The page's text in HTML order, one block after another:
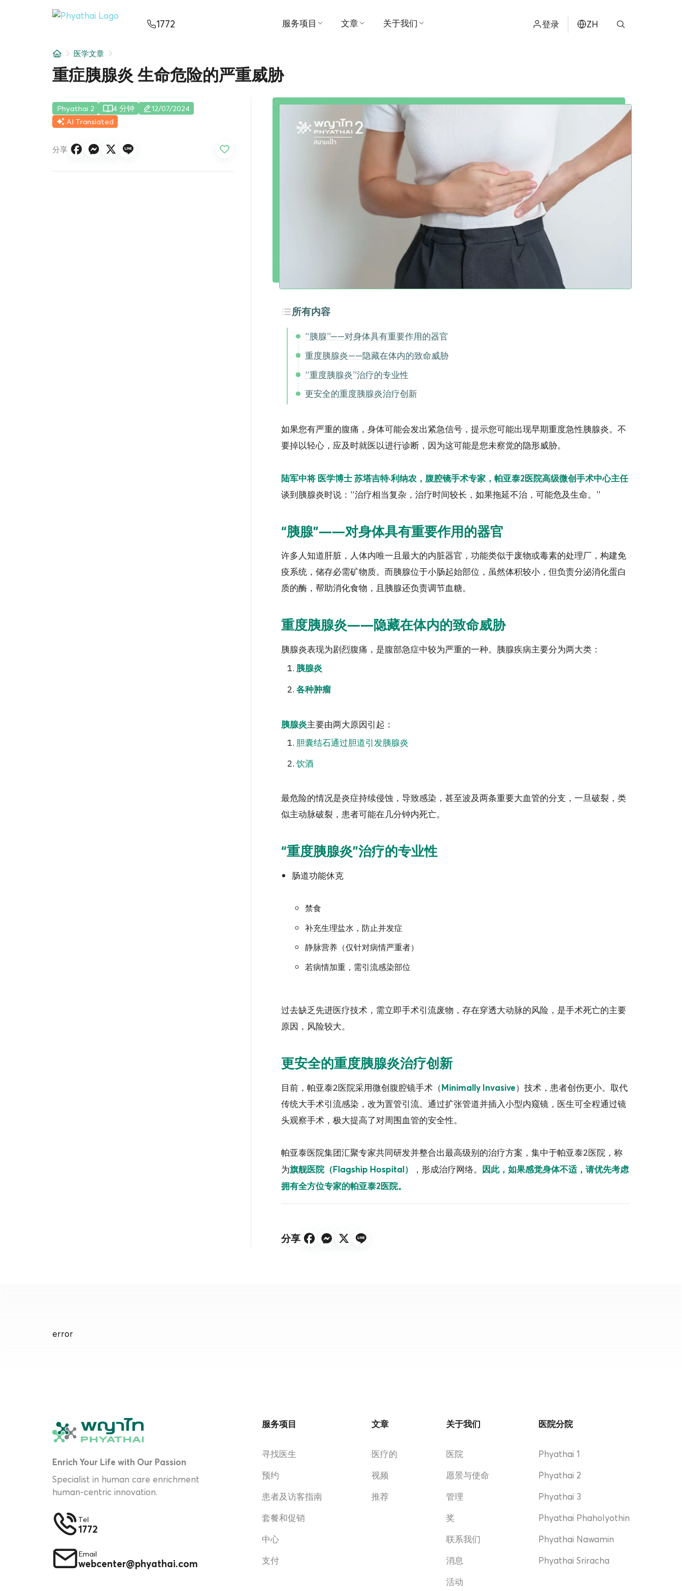
1772 服务项目
预约
患者及访客指南
套餐和促销
文章
推荐
关于我们
管理
奖
联系我们
消息
登录 ZH
日本
ខ្មែរ
عربي
ไทย
医院分院
医学文章
重症胰腺炎 生命危险的严重威胁
Phyathai 2 4 分钟
12/07/2024
AI Translated
分享
所有内容
“胰腺”——对身体具有重要作用的器官
重度胰腺炎——隐藏在体内的致命威胁
“重度胰腺炎”治疗的专业性
更安全的重度胰腺炎治疗创新
如果您有严重的腹痛，身体可能会发出紧急信号，提示您可能出现早期重度急性胰腺炎。不
要掉以轻心，应及时就医以进行诊断，因为这可能是您未察觉的隐形威胁。
陆军中将 医学博士 苏塔吉特·利纳农，腹腔镜手术专家，帕亚泰2医院高级微创手术中心主任
谈到胰腺炎时说：“治疗相当复杂，治疗时间较长，如果拖延不治，可能危及生命。”
“胰腺”——对身体具有重要作用的器官
许多人知道肝脏，人体内唯一且最大的内脏器官，功能类似于废物或毒素的处理厂，构建免
疫系统，储存必需矿物质。而胰腺位于小肠起始部位，虽然体积较小，但负责分泌消化蛋白
质的酶，帮助消化食物，且胰腺还负责调节血糖。
重度胰腺炎——隐藏在体内的致命威胁
胰腺炎表现为剧烈腹痛，是腹部急症中较为严重的一种。胰腺疾病主要分为两大类：
胰腺炎
各种肿瘤
胰腺炎主要由两大原因引起：
胆囊结石通过胆道引发胰腺炎
饮酒
最危险的情况是炎症持续侵蚀，导致感染，甚至波及两条重要大血管的分支，一旦破裂，类
似主动脉破裂，患者可能在几分钟内死亡。
“重度胰腺炎”治疗的专业性
肠道功能休克
禁食
补充生理盐水，防止并发症
静脉营养（仅针对病情严重者）
若病情加重，需引流感染部位
过去缺乏先进医疗技术，需立即手术引流废物，存在穿透大动脉的风险，是手术死亡的主要
原因，风险较大。
更安全的重度胰腺炎治疗创新
目前，帕亚泰2医院采用微创腹腔镜手术（Minimally Invasive）技术，患者创伤更小。取代
传统大手术引流感染，改为置管引流。通过扩张管道并插入小型内窥镜，医生可全程通过镜
头观察手术，极大提高了对周围血管的安全性。
帕亚泰医院集团汇聚专家共同研发并整合出最高级别的治疗方案，集中于帕亚泰2医院，称
为旗舰医院（Flagship Hospital） ，形成治疗网络。
因此，如果感觉身体不适，请优先考虑
拥有全方位专家的帕亚泰2医院。
分享
error
Enrich Your Life with Our Passion
Specialist in human care enrichment
human-centric innovation.
Tel
1772
Email
webcenter@phyathai.com
服务项目
寻找医生
预约
患者及访客指南
套餐和促销
中心
支付
文章
医疗的
视频
推荐
关于我们
医院
愿景与使命
管理
奖
联系我们
消息
活动
医院分院
Phyathai 1
Phyathai 2
Phyathai 3
Phyathai Phaholyothin
Phyathai Nawamin
Phyathai Sriracha